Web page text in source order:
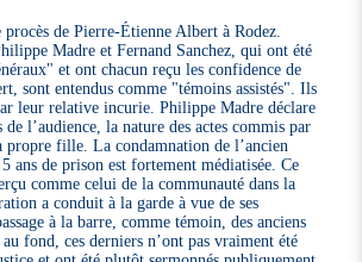
procès de Pierre-Étienne Albert à Rodez.
Madre et Fernand Sanchez, qui ont été
et ont chacun reçu les confidence de
sont entendus comme "témoins assistés". Ils
leur relative incurie. Philippe Madre déclare
l’audience, la nature des actes commis par
propre fille. La condamnation de l’ancien
ans de prison est fortement médiatisée. Ce
comme celui de la communauté dans la
a conduit à la garde à vue de ses
à la barre, comme témoin, des anciens
fond, ces derniers n’ont pas vraiment été